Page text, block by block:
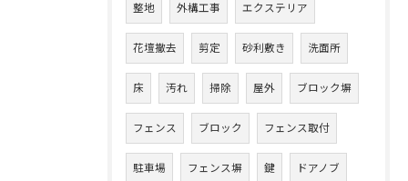
整地 外構工事 エクステリア
花壇撤去 剪定 砂利敷き 洗面所
床 汚れ 掃除 屋外 ブロック塀
フェンス ブロック フェンス取付
駐車場 フェンス塀 鍵 ドアノブ